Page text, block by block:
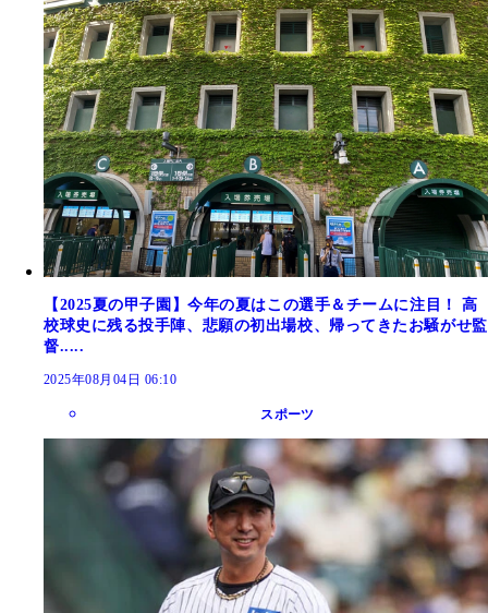
【2025夏の甲子園】今年の夏はこの選手＆チームに注目！ 高
校球史に残る投手陣、悲願の初出場校、帰ってきたお騒がせ監
督.....
2025年08月04日 06:10
スポーツ